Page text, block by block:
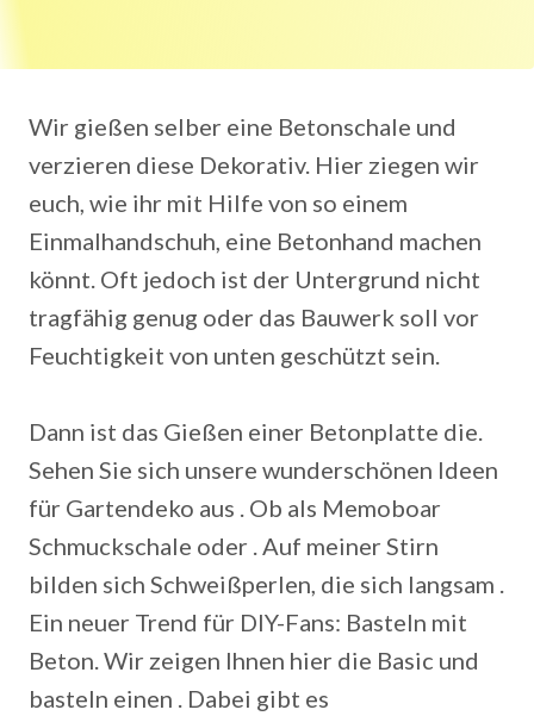
Wir gießen selber eine Betonschale und
verzieren diese Dekorativ. Hier ziegen wir
euch, wie ihr mit Hilfe von so einem
Einmalhandschuh, eine Betonhand machen
könnt. Oft jedoch ist der Untergrund nicht
tragfähig genug oder das Bauwerk soll vor
Feuchtigkeit von unten geschützt sein.
Dann ist das Gießen einer Betonplatte die.
Sehen Sie sich unsere wunderschönen Ideen
für Gartendeko aus . Ob als Memoboar
Schmuckschale oder . Auf meiner Stirn
bilden sich Schweißperlen, die sich langsam .
Ein neuer Trend für DIY-Fans: Basteln mit
Beton. Wir zeigen Ihnen hier die Basic und
basteln einen . Dabei gibt es